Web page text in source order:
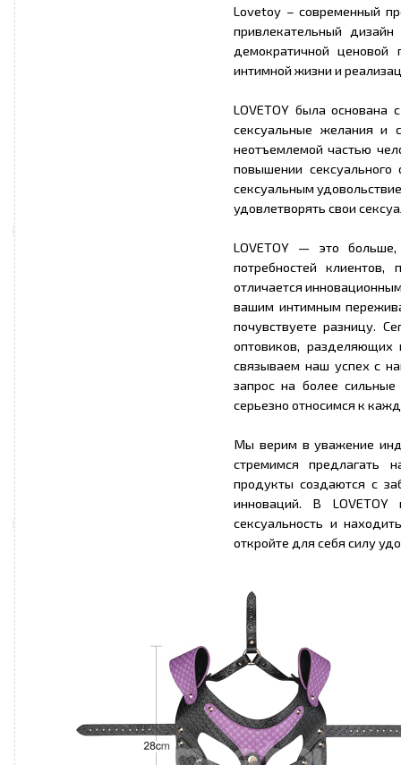
Lovetoy – современный
привлекательный
демократичной
интимной жизни и
LOVETOY была
сексуальные желания и
неотъемлемой частью
повышении
сексуальным
удовлетворять свои
LOVETOY — это
потребностей клиентов,
отличается
вашим интимным
почувствуете разницу.
оптовиков,
связываем наш успех с
запрос на более
серьезно относимся к
Мы верим в уважение
стремимся предлагать
продукты создаются с
инноваций. В
сексуальность и
откройте для себя силу